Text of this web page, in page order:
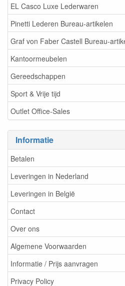
EL Casco Luxe Lederwaren
Pinetti Lederen Bureau-artikelen
Graf von Faber Castell Bureau-
Kantoormeubelen
Gereedschappen
Sport & Vrije tijd
Outlet Office-Sales
Informatie
Betalen
Leveringen in Nederland
Leveringen in België
Contact
Over ons
Algemene Voorwaarden
Informatie / Prijs aanvragen
Privacy Policy